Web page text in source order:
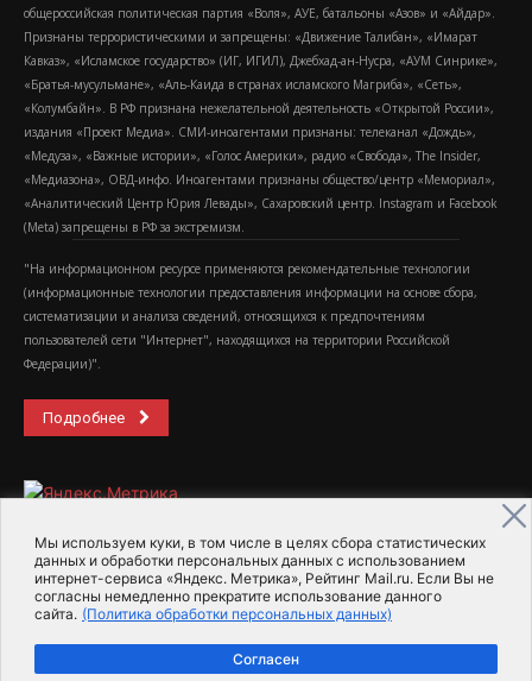
Мы используем куки, в том числе в целях сбора статистических
данных и обработки персональных данных с использованием
интернет-сервиса «Яндекс. Метрика», Рейтинг Mail.ru. Если Вы не
согласны немедленно прекратите использование данного
сайта. (Политика обработки персональных данных)
Согласен
общероссийская политическая партия «Воля», АУЕ, батальоны «Азов» и «Айдар».
Признаны террористическими и запрещены: «Движение Талибан», «Имарат
Кавказ», «Исламское государство» (ИГ, ИГИЛ), Джебхад-ан-Нусра, «АУМ Синрике»,
«Братья-мусульмане», «Аль-Каида в странах исламского Магриба», «Сеть»,
«Колумбайн». В РФ признана нежелательной деятельность «Открытой России»,
издания «Проект Медиа». СМИ-иноагентами признаны: телеканал «Дождь»,
«Медуза», «Важные истории», «Голос Америки», радио «Свобода», The Insider,
«Медиазона», ОВД-инфо. Иноагентами признаны общество/центр «Мемориал»,
«Аналитический Центр Юрия Левады», Сахаровский центр. Instagram и Facebook
(Metа) запрещены в РФ за экстремизм.
"На информационном ресурсе применяются рекомендательные технологии
(информационные технологии предоставления информации на основе сбора,
систематизации и анализа сведений, относящихся к предпочтениям
пользователей сети "Интернет", находящихся на территории Российской
Федерации)".
Подробнее
2015-2026- Информационное агентство МедиаПоток
Для справки Об издании
Пользовательское соглашение
Политика обработки персональных данных